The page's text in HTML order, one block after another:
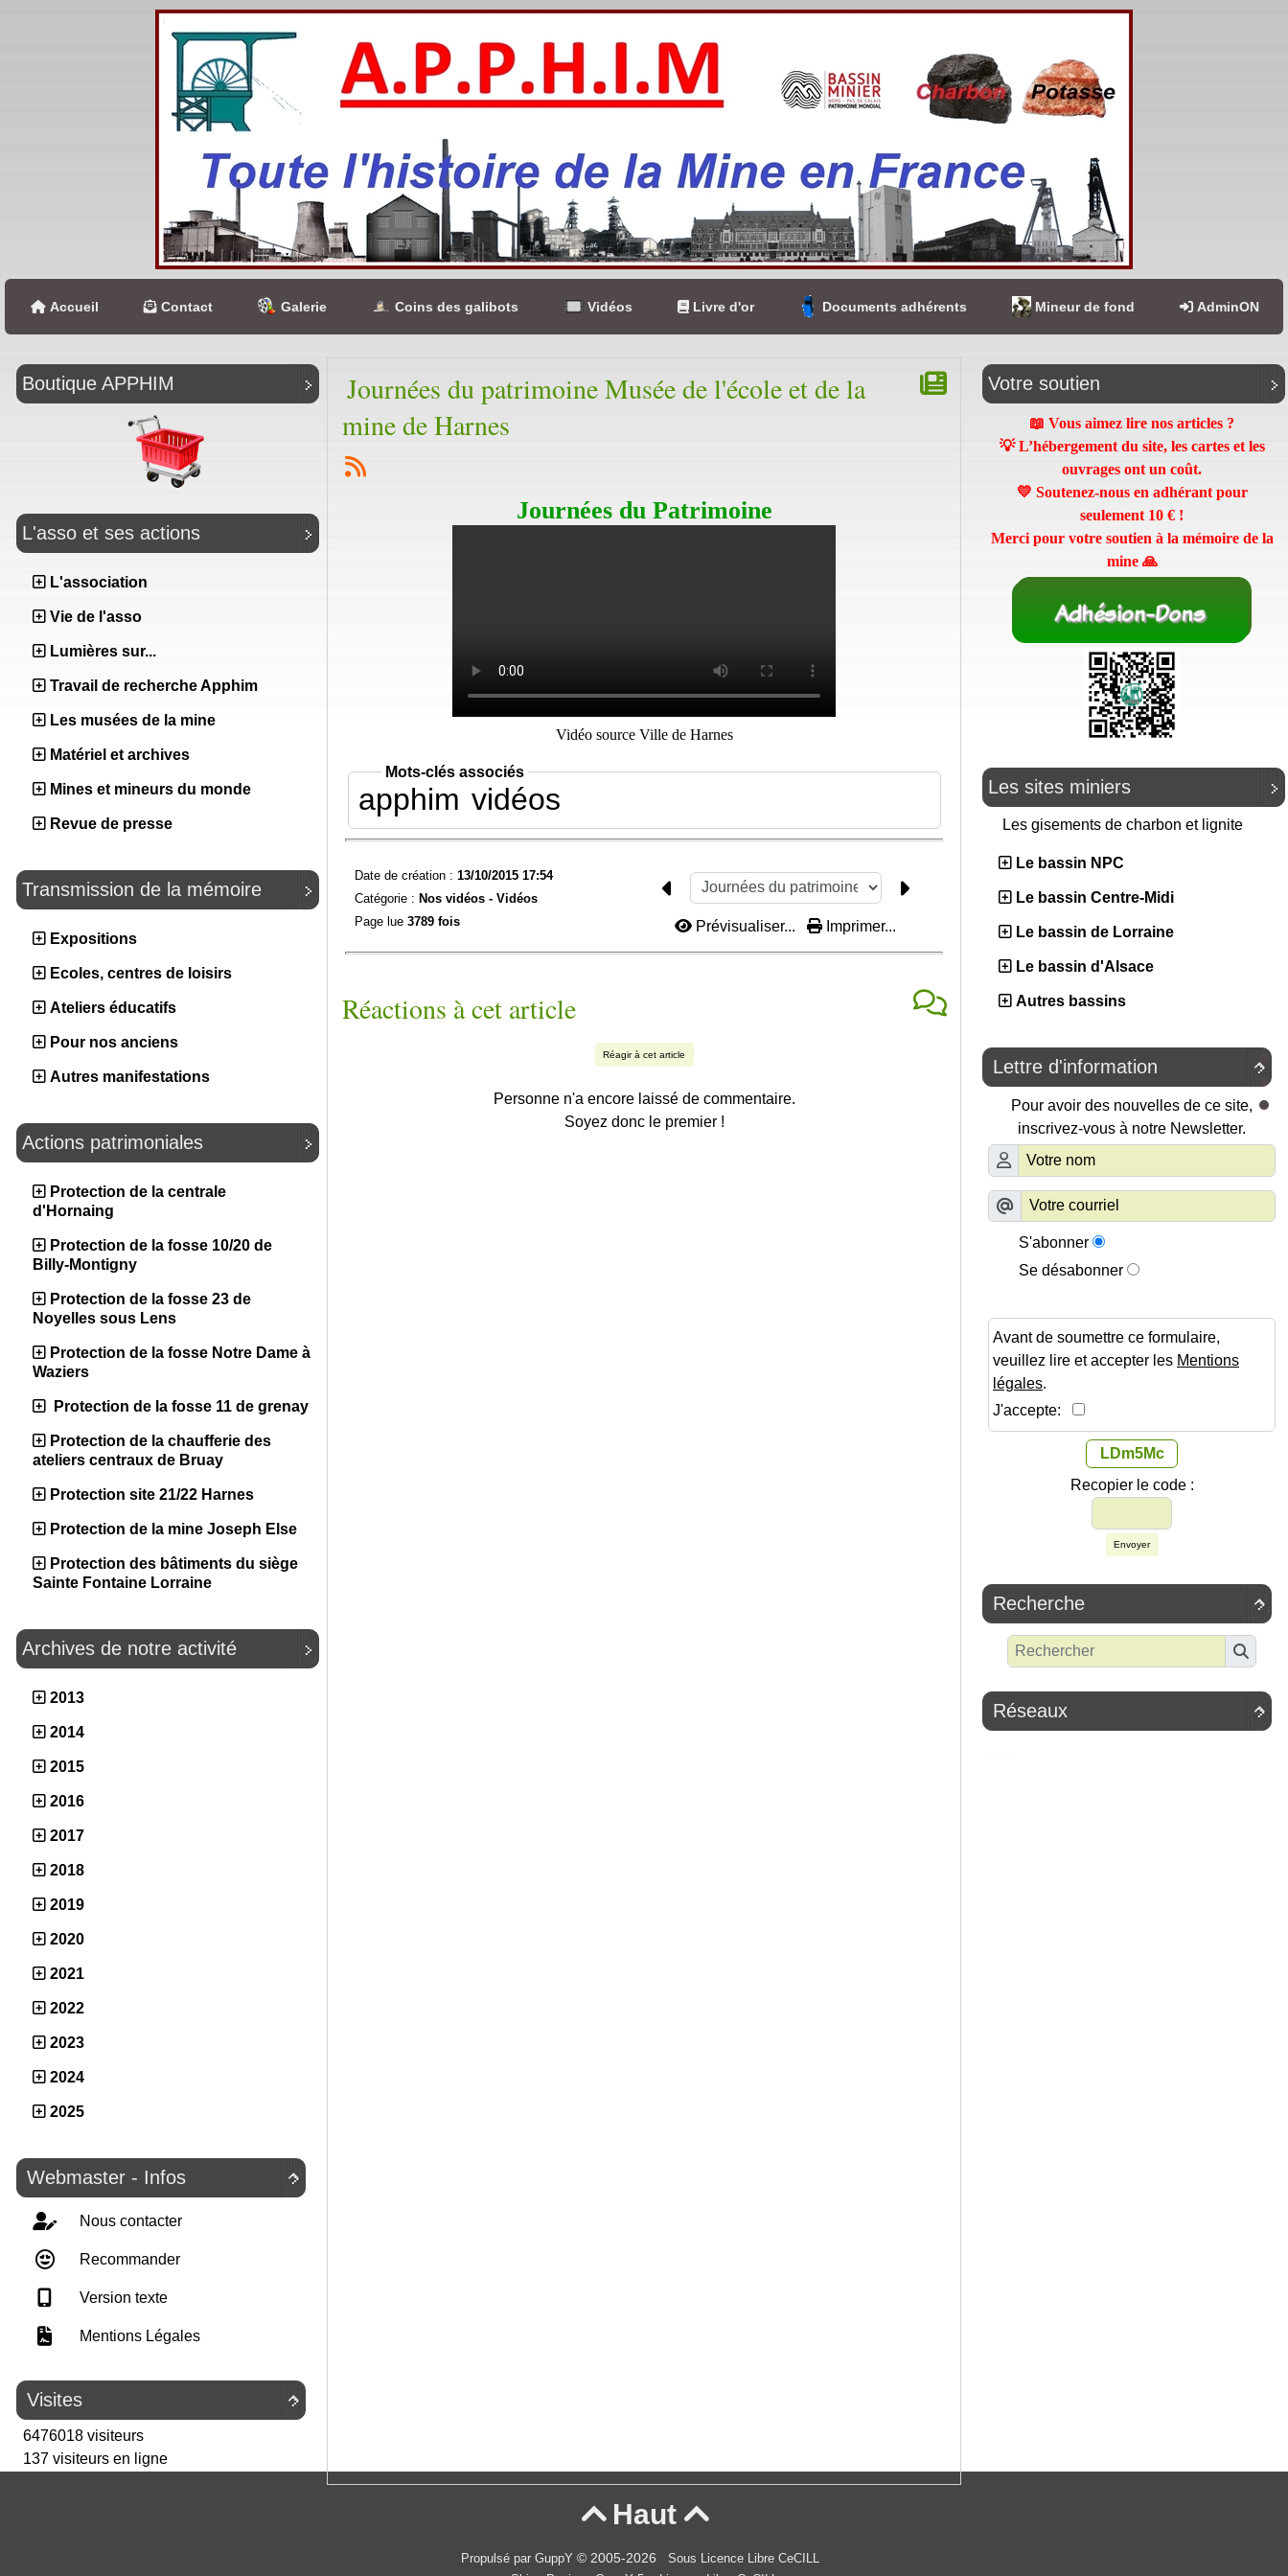
Accueil Contact Galerie Coins des galibots Vidéos Livre d'or Documents adhérents Mineur de fond AdminON
Boutique APPHIM
L'asso et ses actions
L'association
Vie de l'asso
Lumières sur...
Travail de recherche Apphim
Les musées de la mine
Matériel et archives
Mines et mineurs du monde
Revue de presse
Transmission de la mémoire
Expositions
Ecoles, centres de loisirs
Ateliers éducatifs
Pour nos anciens
Autres manifestations
Actions patrimoniales
Protection de la centrale
d'Hornaing
Protection de la fosse 10/20 de
Billy-Montigny
Protection de la fosse 23 de
Noyelles sous Lens
Protection de la fosse Notre Dame à
Waziers
Protection de la fosse 11 de grenay
Protection de la chaufferie des
ateliers centraux de Bruay
Protection site 21/22 Harnes
Protection de la mine Joseph Else
Protection des bâtiments du siège
Sainte Fontaine Lorraine
Archives de notre activité
2013
2014
2015
2016
2017
2018
2019
2020
2021
2022
2023
2024
2025

Webmaster - Infos
Nous contacter
Recommander
Version texte
Mentions Légales

Visites
6476018 visiteurs
137 visiteurs en ligne
Journées du patrimoine Musée de l'école et de la
mine de Harnes
Journées du Patrimoine
Vidéo source Ville de Harnes
Mots-clés associés
apphim vidéos
Date de création : 13/10/2015 17:54
Catégorie : Nos vidéos - Vidéos
Page lue 3789 fois Prévisualiser... Imprimer...
Réactions à cet article
Réagir à cet article
Personne n'a encore laissé de commentaire.
Soyez donc le premier !
Votre soutien
📖 Vous aimez lire nos articles ?
💡 L’hébergement du site, les cartes et les
ouvrages ont un coût.
💛 Soutenez-nous en adhérant pour
seulement 10 € !
Merci pour votre soutien à la mémoire de la
mine 🙏
Les sites miniers
Les gisements de charbon et lignite
Le bassin NPC
Le bassin Centre-Midi
Le bassin de Lorraine
Le bassin d'Alsace
Autres bassins

Lettre d'information
Pour avoir des nouvelles de ce site,
inscrivez-vous à notre Newsletter.
S'abonner
Se désabonner
Avant de soumettre ce formulaire,
veuillez lire et accepter les Mentions
légales.
J'accepte:
LDm5Mc
Recopier le code :
Envoyer

Recherche

Réseaux
Haut 
Propulsé par GuppY © 2005-2026
Sous Licence Libre CeCILL